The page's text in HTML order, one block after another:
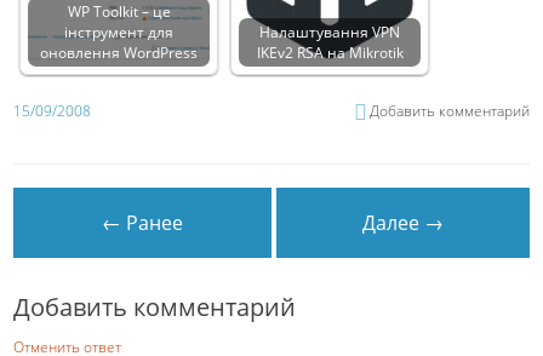
WP Toolkit – це
інструмент для
оновлення WordPress
Налаштування VPN
IKEv2 RSA на Mikrotik
15/09/2008 Добавить комментарий
← Ранее Далее →
Добавить комментарий
Отменить ответ